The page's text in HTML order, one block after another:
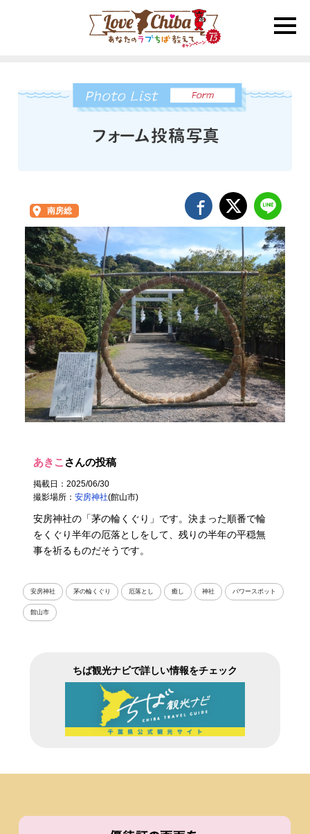
toggle
南房総
あきこ さんの投稿
掲載日：2025/06/30
撮影場所：安房神社(館山市)
安房神社の「茅の輪くぐり」です。決まった順番で輪
をくぐり半年の厄落としをして、残りの半年の平穏無
事を祈るものだそうです。
安房神社 茅の輪くぐり 厄落とし 癒し 神社 パワースポット
館山市
ちば観光ナビで詳しい情報をチェック